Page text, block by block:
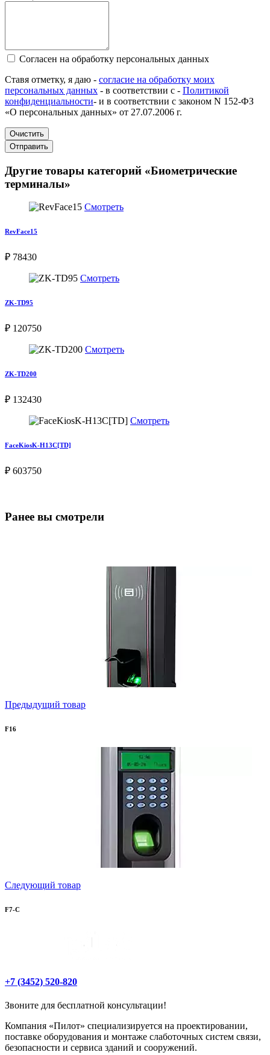
Согласен на обработку персональных данных
Ставя отметку, я даю - согласие на обработку моих
персональных данных - в соответствии с - Политикой
конфиденциальности- и в соответствии с законом N 152-ФЗ
«О персональных данных» от 27.07.2006 г.
Очистить
Отправить
Другие товары категорий «Биометрические
терминалы»
Смотреть
RevFace15
₽ 78430
Смотреть
ZK-TD95
₽ 120750
Смотреть
ZK-TD200
₽ 132430
Смотреть
FaceKiosK-H13C[TD]
₽ 603750
Ранее вы смотрели
Предыдущий товар
F16
Следующий товар
F7-C
+7 (3452) 520-820
Звоните для бесплатной консультации!
Компания «Пилот» специализируется на проектировании,
поставке оборудования и монтаже слаботочных систем связи,
безопасности и сервиса зданий и сооружений.